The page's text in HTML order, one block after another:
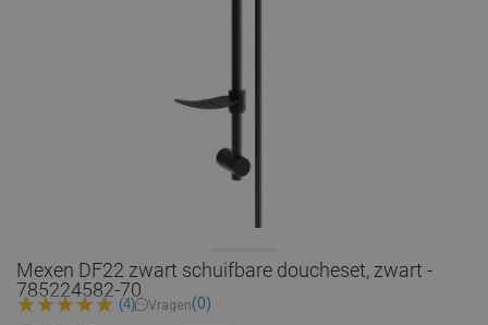
Mexen DF22 zwart schuifbare doucheset, zwart -
785224582-70
(4) Vragen(0)